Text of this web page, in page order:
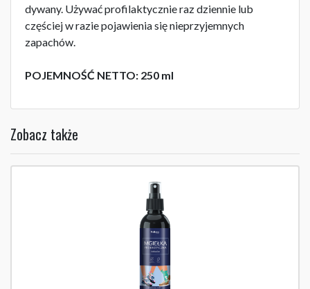
dywany. Używać profilaktycznie raz dziennie lub
częściej w razie pojawienia się nieprzyjemnych
zapachów.
POJEMNOŚĆ NETTO: 250 ml
Zobacz także